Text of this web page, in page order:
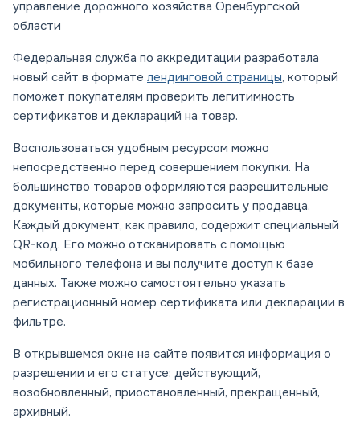
Федеральная служба по аккредитации разработала
новый сайт в формате лендинговой страницы, который
поможет покупателям проверить легитимность
сертификатов и деклараций на товар.
Воспользоваться удобным ресурсом можно
непосредственно перед совершением покупки. На
большинство товаров оформляются разрешительные
документы, которые можно запросить у продавца.
Каждый документ, как правило, содержит специальный
QR-код. Его можно отсканировать с помощью
мобильного телефона и вы получите доступ к базе
данных. Также можно самостоятельно указать
регистрационный номер сертификата или декларации в
фильтре.
В открывшемся окне на сайте появится информация о
разрешении и его статусе: действующий,
возобновленный, приостановленный, прекращенный,
архивный.